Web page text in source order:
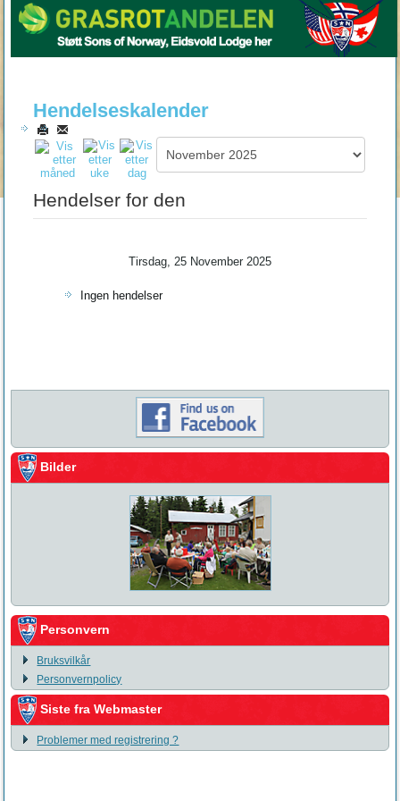
Hendelseskalender
Hendelser for den
Tirsdag, 25 November 2025
Ingen hendelser
Bilder
Personvern
Bruksvilkår
Personvernpolicy
Siste fra Webmaster
Problemer med registrering ?